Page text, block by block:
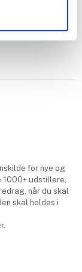
for nye og
udstillere,
når du skal
skal holdes i